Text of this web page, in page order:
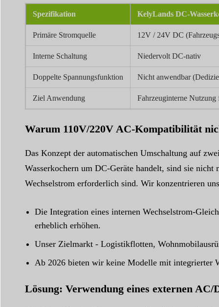
Spezifikation KelyLands DC-
Primäre Stromquelle 12V / 24V DC
Interne Schaltung Niedervolt DC-nativ
Doppelte Spannungsfunktion Nicht anwendbar
Ziel Anwendung Fahrzeuginterne
Warum 110V/220V AC-Kompatibilität
Das Konzept der automatischen Umschaltung auf
Wasserkochern um DC-Geräte handelt, sind sie
Wechselstrom erforderlich sind. Wir konzentrieren
Die Integration eines internen Wechselstrom-
erheblich erhöhen.
Unser Zielmarkt - Logistikflotten,
Ab 2026 bieten wir keine Modelle mit integrierter
Lösung: Verwendung eines externen AC/